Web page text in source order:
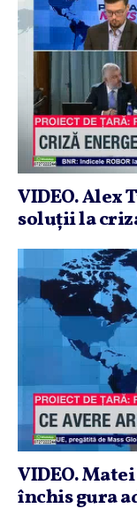
VIDEO. Alex
soluţii la
VIDEO.
închis gura